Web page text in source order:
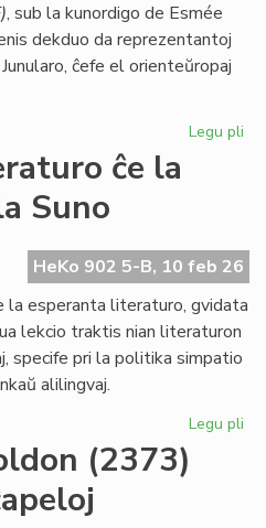
, sub la kunordigo de Esmée
dekduo da reprezentantoj
ĉefe el orienteŭropaj
Legu pli
de
ĉe la
Suno
HeKo 902 5-B, 10 feb 26
la esperanta literaturo, gvidata
lekcio traktis nian literaturon
specife pri la politika simpatio
alilingvaj.
Legu pli
(2373)